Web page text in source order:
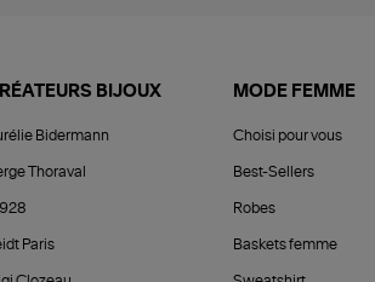
BIJOUX
Bidermann
Thoraval
Paris
MODE FEMME
Choisi pour vous
Best-Sellers
Robes
Baskets femme